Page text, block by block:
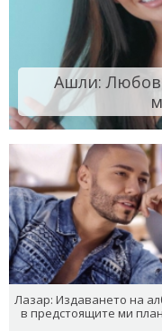
Ашли:
Лазар: Издаването на
в предстоящите ми